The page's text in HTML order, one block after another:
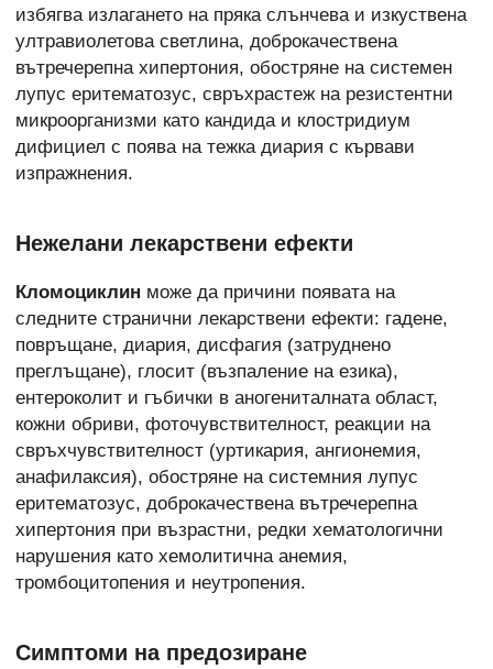
избягва излагането на пряка слънчева и изкуствена
ултравиолетова светлина, доброкачествена
вътречерепна хипертония, обостряне на системен
лупус еритематозус, свръхрастеж на резистентни
микроорганизми като кандида и клостридиум
дифициел с поява на тежка диария с кървави
изпражнения.
Нежелани лекарствени ефекти
Кломоциклин може да причини появата на
следните странични лекарствени ефекти: гадене,
повръщане, диария, дисфагия (затруднено
преглъщане), глосит (възпаление на езика),
ентероколит и гъбички в аногениталната област,
кожни обриви, фоточувствителност, реакции на
свръхчувствителност (уртикария, ангионемия,
анафилаксия), обостряне на системния лупус
еритематозус, доброкачествена вътречерепна
хипертония при възрастни, редки хематологични
нарушения като хемолитична анемия,
тромбоцитопения и неутропения.
Симптоми на предозиране